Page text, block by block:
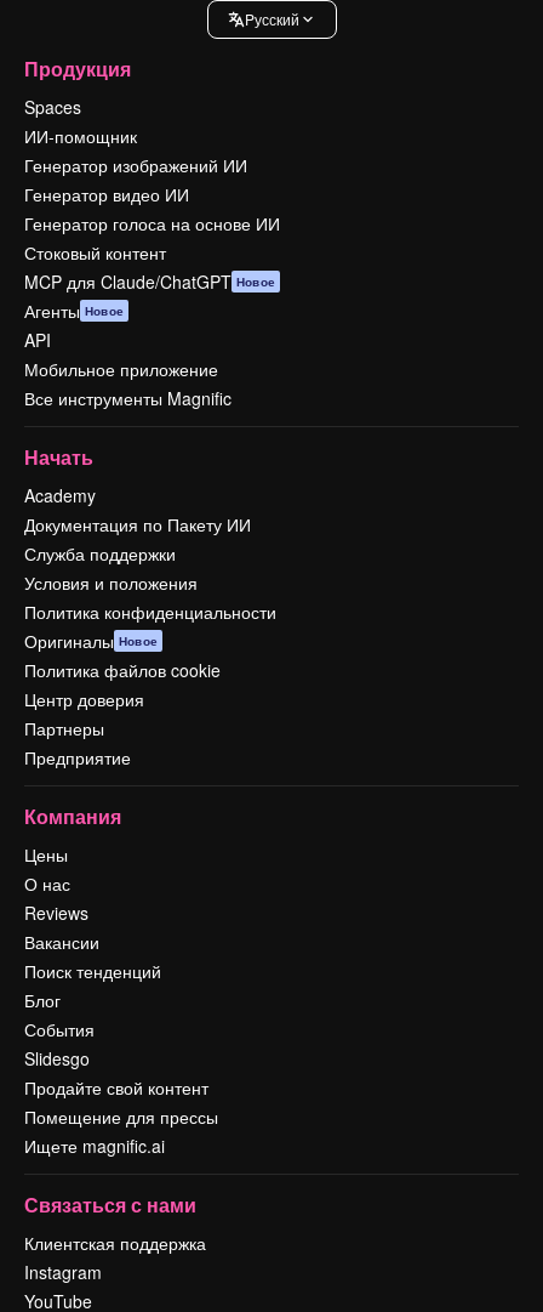
Pусский
Продукция
Spaces
ИИ-помощник
Генератор изображений ИИ
Генератор видео ИИ
Генератор голоса на основе ИИ
Стоковый контент
MCP для Claude/ChatGPT Новое
Агенты Новое
API
Мобильное приложение
Все инструменты Magnific
Начать
Academy
Документация по Пакету ИИ
Служба поддержки
Условия и положения
Политика конфиденциальности
Оригиналы Новое
Политика файлов cookie
Центр доверия
Партнеры
Предприятие
Компания
Цены
О нас
Reviews
Вакансии
Поиск тенденций
Блог
События
Slidesgo
Продайте свой контент
Помещение для прессы
Ищете magnific.ai
Связаться с нами
Клиентская поддержка
Instagram
YouTube